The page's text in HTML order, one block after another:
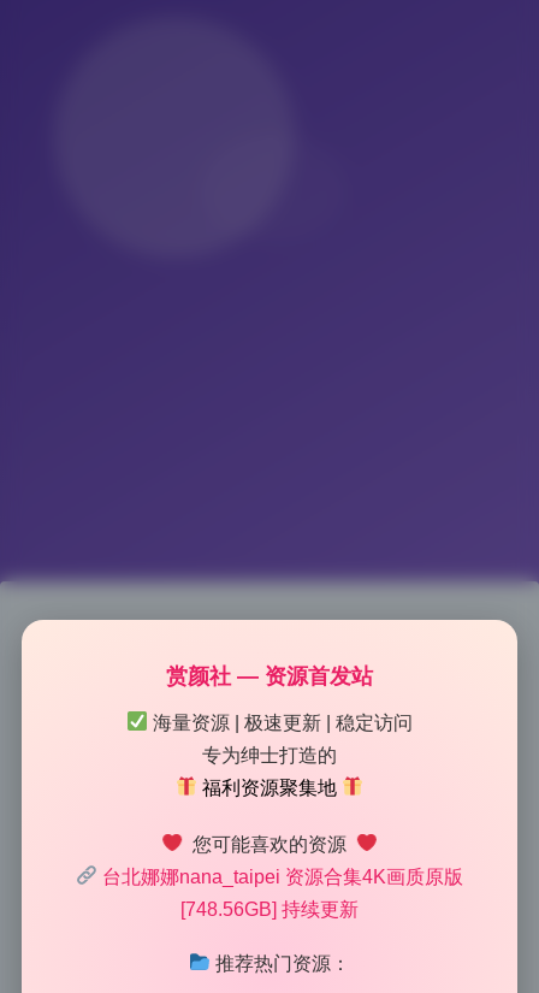
台北娜娜nana_taipei 4K原版写
真合集 748.56GB 无水印资源 持
续更新
2026-6-21 12:21 | 99 | 0 |
1308 字
| 5 分钟
这组走的是复古胶片风，颗粒感和偏色都控制得恰到好
处，不是那种粗暴的滤镜。作为一套高品质的写真合
赏颜社 — 资源首发站
海量资源 | 极速更新 | 稳定访问
专为绅士打造的
福利资源聚集地
您可能喜欢的资源
台北娜娜nana_taipei 资源合集4K画质原版
[748.56GB] 持续更新
推荐热门资源：